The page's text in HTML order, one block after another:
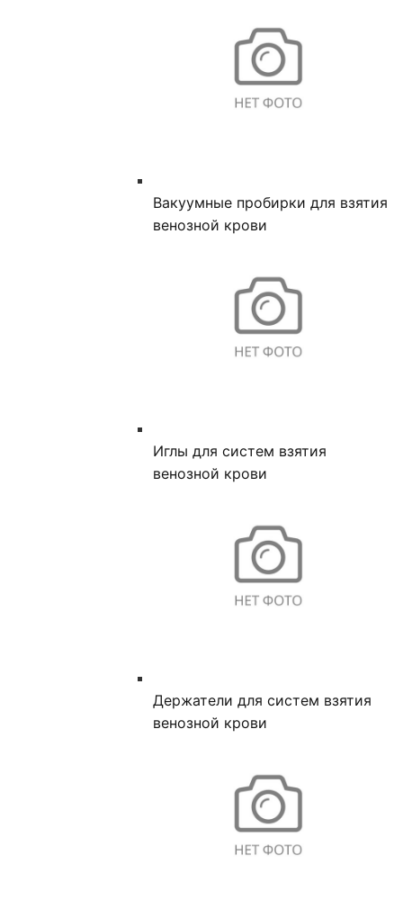
Вакуумные пробирки для взятия
венозной крови
Иглы для систем взятия
венозной крови
Держатели для систем взятия
венозной крови